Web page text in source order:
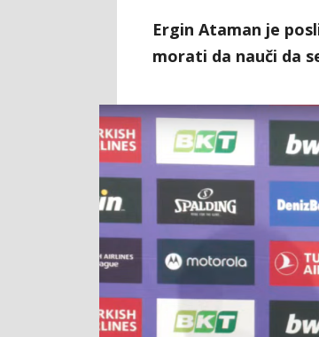
Ergin Ataman je
morati da nauči da